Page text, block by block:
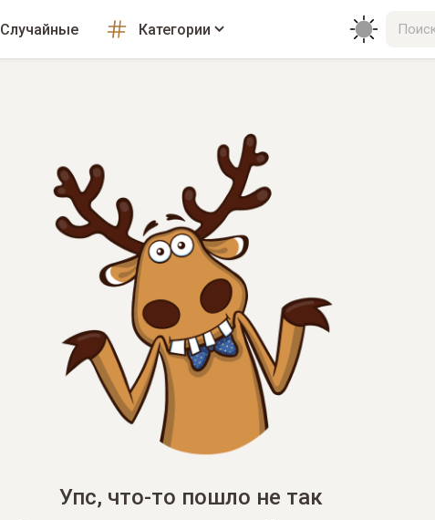
Случайные Категории
Упс, что-то пошло не так